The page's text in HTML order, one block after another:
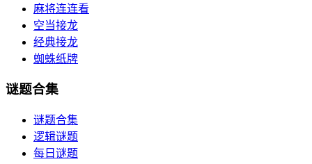
麻将连连看
空当接龙
经典接龙
蜘蛛纸牌
谜题合集
谜题合集
逻辑谜题
每日谜题